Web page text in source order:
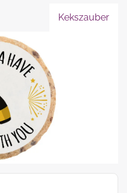
Kekszauber